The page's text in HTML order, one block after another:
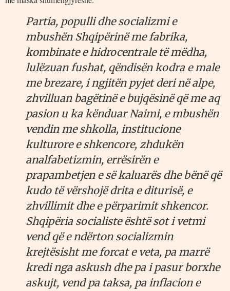
Partia, populli dhe socializmi e
mbushën Shqipërinë me fabrika,
kombinate e hidrocentrale të mëdha,
lulëzuan fushat, qëndisën kodra e male
me brezare, i ngjitën pyjet deri në alpe,
zhvilluan bagëtinë e bujqësinë që me aq
pasion u ka kënduar Naimi, e mbushën
vendin me shkolla, institucione
kulturore e shkencore, zhdukën
analfabetizmin, errësirën e
prapambetjen e së kaluarës dhe bënë që
kudo të vërshojë drita e diturisë, e
zhvillimit dhe e përparimit shkencor.
Shqipëria socialiste është sot i vetmi
vend që e ndërton socializmin
krejtësisht me forcat e veta, pa marrë
kredi nga askush dhe pa i pasur borxhe
askujt, vend pa taksa, pa inflacion e